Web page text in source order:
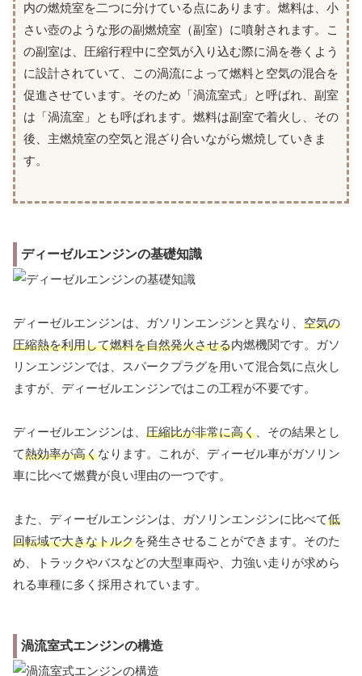
内の燃焼室を二つに分けている点にあります。燃料は、小
さい壺のような形の副燃焼室（副室）に噴射されます。こ
の副室は、圧縮行程中に空気が入り込む際に渦を巻くよう
に設計されていて、この渦流によって燃料と空気の混合を
促進させています。そのため「渦流室式」と呼ばれ、副室
は「渦流室」とも呼ばれます。燃料は副室で着火し、その
後、主燃焼室の空気と混ざり合いながら燃焼していきま
す。
ディーゼルエンジンの基礎知識
ディーゼルエンジンは、ガソリンエンジンと異なり、 空気の
圧縮熱を利用して燃料を自然発火させる内燃機関です。ガソ
リンエンジンでは、スパークプラグを用いて混合気に点火し
ますが、ディーゼルエンジンではこの工程が不要です。
ディーゼルエンジンは、 圧縮比が非常に高く 、その結果とし
て熱効率が高くなります。これが、ディーゼル車がガソリン
車に比べて燃費が良い理由の一つです。
また、ディーゼルエンジンは、ガソリンエンジンに比べて低
回転域で大きなトルクを発生させることができます。そのた
め、トラックやバスなどの大型車両や、力強い走りが求めら
れる車種に多く採用されています。
渦流室式エンジンの構造